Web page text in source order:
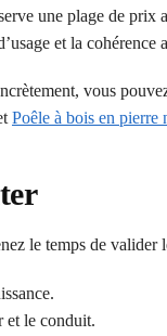
une plage de
et la
vous
Poêle à bois en
le temps de valider
et le conduit.